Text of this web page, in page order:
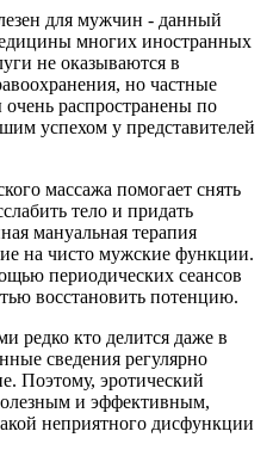
для мужчин - данный
многих иностранных
не оказываются в
но частные
распространены по
успехом у представителей
массажа помогает снять
тело и придать
мануальная терапия
на чисто мужские функции.
периодических сеансов
восстановить потенцию.
редко кто делится даже в
сведения регулярно
Поэтому, эротический
и эффективным,
неприятного дисфункции